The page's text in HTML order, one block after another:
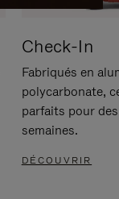
Check-In
Fabriqués en
polycarbonate,
parfaits pour
semaines.
DÉCOUVRIR